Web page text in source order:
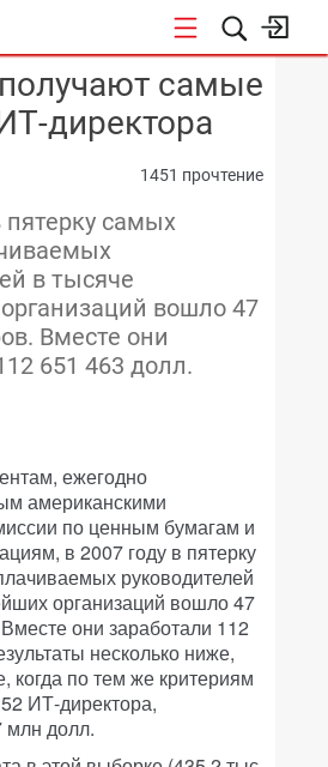
КОНФЕРЕНЦИИсамые
директора
1451 прочтение
пятерку самых
в тысяче
вошло 47
Вместе они
651 463 долл.
ежегодно
американскими
по ценным бумагам и
в 2007 году в пятерку
руководителей
организаций вошло 47
они заработали 112
несколько ниже,
когда по тем же критериям
ИТ-директора,
млн долл.